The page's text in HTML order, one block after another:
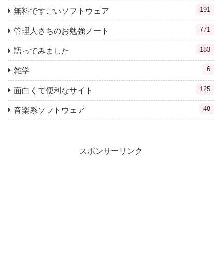
無料ですごいソフトウェア 191
管理人さちのお勉強ノート 771
語ってみました 183
雑学 6
面白くて便利なサイト 125
音楽系ソフトウェア 48
スポンサーリンク